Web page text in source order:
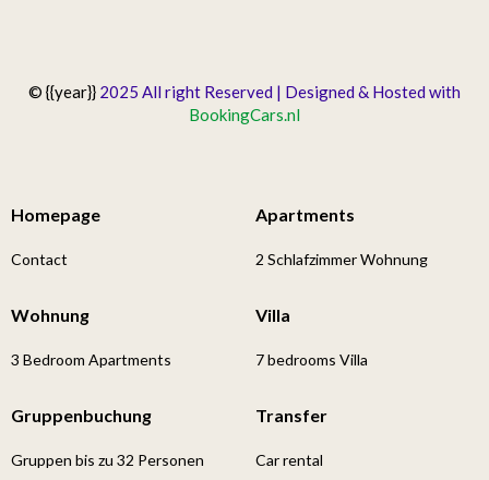
© {{year}} 2025 All right Reserved | Designed & Hosted with
BookingCars.nl
Homepage
Contact
Apartments
2 Schlafzimmer Wohnung
Wohnung
3 Bedroom Apartments
Villa
7 bedrooms Villa
Gruppenbuchung
Gruppen bis zu 32 Personen
Transfer
Car rental